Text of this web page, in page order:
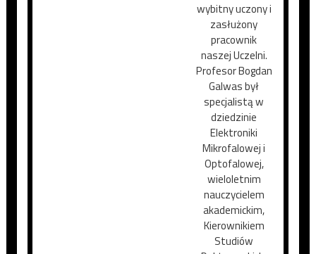
wybitny uczony i
zasłużony
pracownik
naszej Uczelni.
Profesor Bogdan
Galwas był
specjalistą w
dziedzinie
Elektroniki
Mikrofalowej i
Optofalowej,
wieloletnim
nauczycielem
akademickim,
Kierownikiem
Studiów